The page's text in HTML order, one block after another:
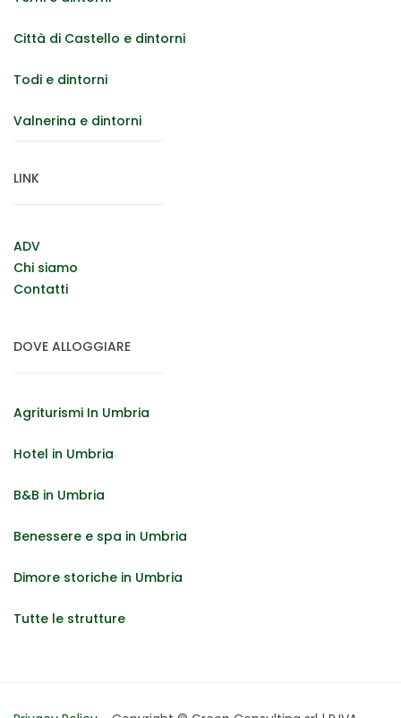
Città di Castello e dintorni
Todi e dintorni
Valnerina e dintorni
LINK
ADV
Chi siamo
Contatti
DOVE ALLOGGIARE
Agriturismi In Umbria
Hotel in Umbria
B&B in Umbria
Benessere e spa in Umbria
Dimore storiche in Umbria
Tutte le strutture